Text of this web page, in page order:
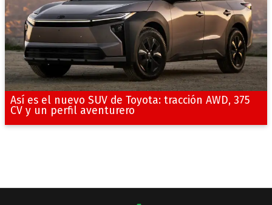
Así es el nuevo SUV de Toyota: tracción AWD, 375
CV y un perfil aventurero